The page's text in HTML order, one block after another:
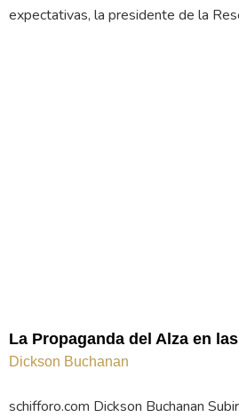
expectativas, la presidente de la
La Propaganda del Alza en
Dickson Buchanan
schifforo.com Dickson Buchanan